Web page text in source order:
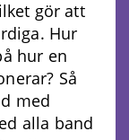
gör att
Hur
hur en
Så
med
alla band